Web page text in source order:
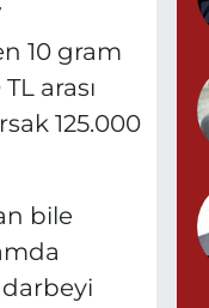
10 gram
arası
125.000
bile